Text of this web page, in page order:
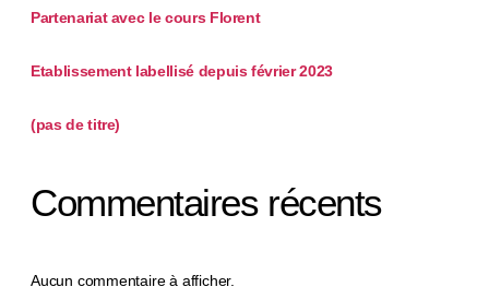
Partenariat avec le cours Florent
Etablissement labellisé depuis février 2023
(pas de titre)
Commentaires récents
Aucun commentaire à afficher.